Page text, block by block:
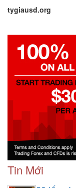
tygiausd.org
Tin Mới